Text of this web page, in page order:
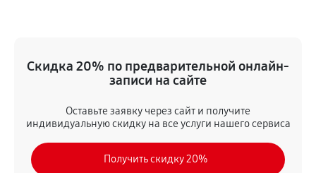
Скидка 20% по предварительной онлайн-
записи на сайте
Оставьте заявку через сайт и получите
индивидуальную скидку на все услуги нашего сервиса
Получить скидку 20%